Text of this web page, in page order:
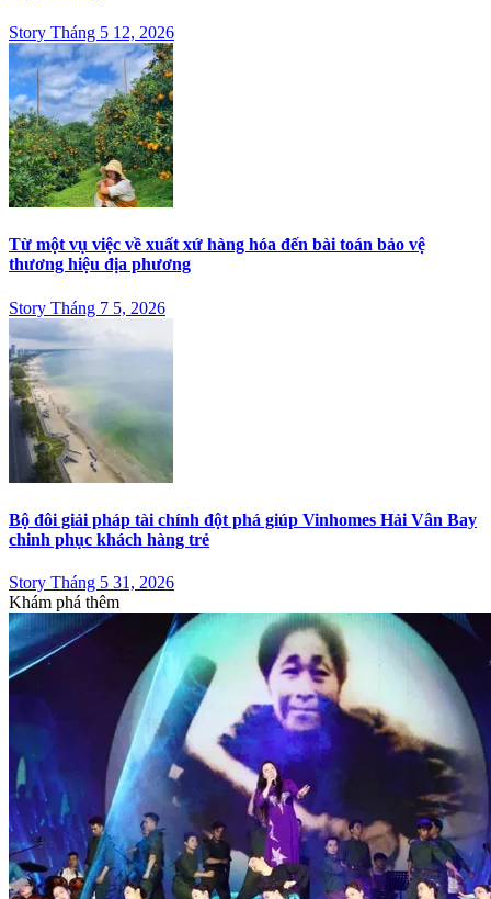
Story Tháng 5 12, 2026
Từ một vụ việc về xuất xứ hàng hóa đến bài toán bảo vệ
thương hiệu địa phương
Story Tháng 7 5, 2026
Bộ đôi giải pháp tài chính đột phá giúp Vinhomes Hải Vân Bay
chinh phục khách hàng trẻ
Story Tháng 5 31, 2026
Khám phá thêm